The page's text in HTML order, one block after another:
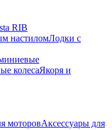
RIB
настиломЛодки с
колесаЯкоря и
моторовАксессуары для